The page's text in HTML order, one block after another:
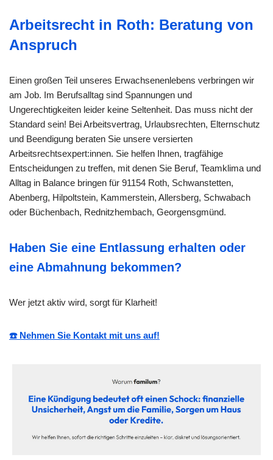
Arbeitsrecht in Roth: Beratung von
Anspruch
Einen großen Teil unseres Erwachsenenlebens verbringen wir
am Job. Im Berufsalltag sind Spannungen und
Ungerechtigkeiten leider keine Seltenheit. Das muss nicht der
Standard sein! Bei Arbeitsvertrag, Urlaubsrechten, Elternschutz
und Beendigung beraten Sie unsere versierten
Arbeitsrechtsexpert:innen. Sie helfen Ihnen, tragfähige
Entscheidungen zu treffen, mit denen Sie Beruf, Teamklima und
Alltag in Balance bringen für 91154 Roth, Schwanstetten,
Abenberg, Hilpoltstein, Kammerstein, Allersberg, Schwabach
oder Büchenbach, Rednitzhembach, Georgensgmünd.
Haben Sie eine Entlassung erhalten oder
eine Abmahnung bekommen?
Wer jetzt aktiv wird, sorgt für Klarheit!
☎️ Nehmen Sie Kontakt mit uns auf!